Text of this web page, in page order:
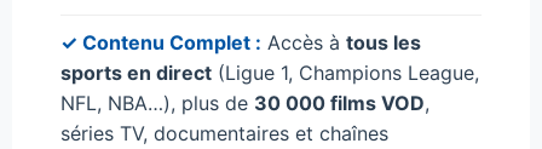
✓ Contenu Complet : Accès à tous les
sports en direct (Ligue 1, Champions League,
NFL, NBA…), plus de 30 000 films VOD,
séries TV, documentaires et chaînes